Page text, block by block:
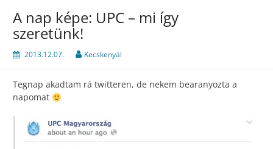
A nap képe: UPC – mi így
szeretünk!
2013.12.07. Kecskenyál
Tegnap akadtam rá twitteren, de nekem bearanyozta a
napomat